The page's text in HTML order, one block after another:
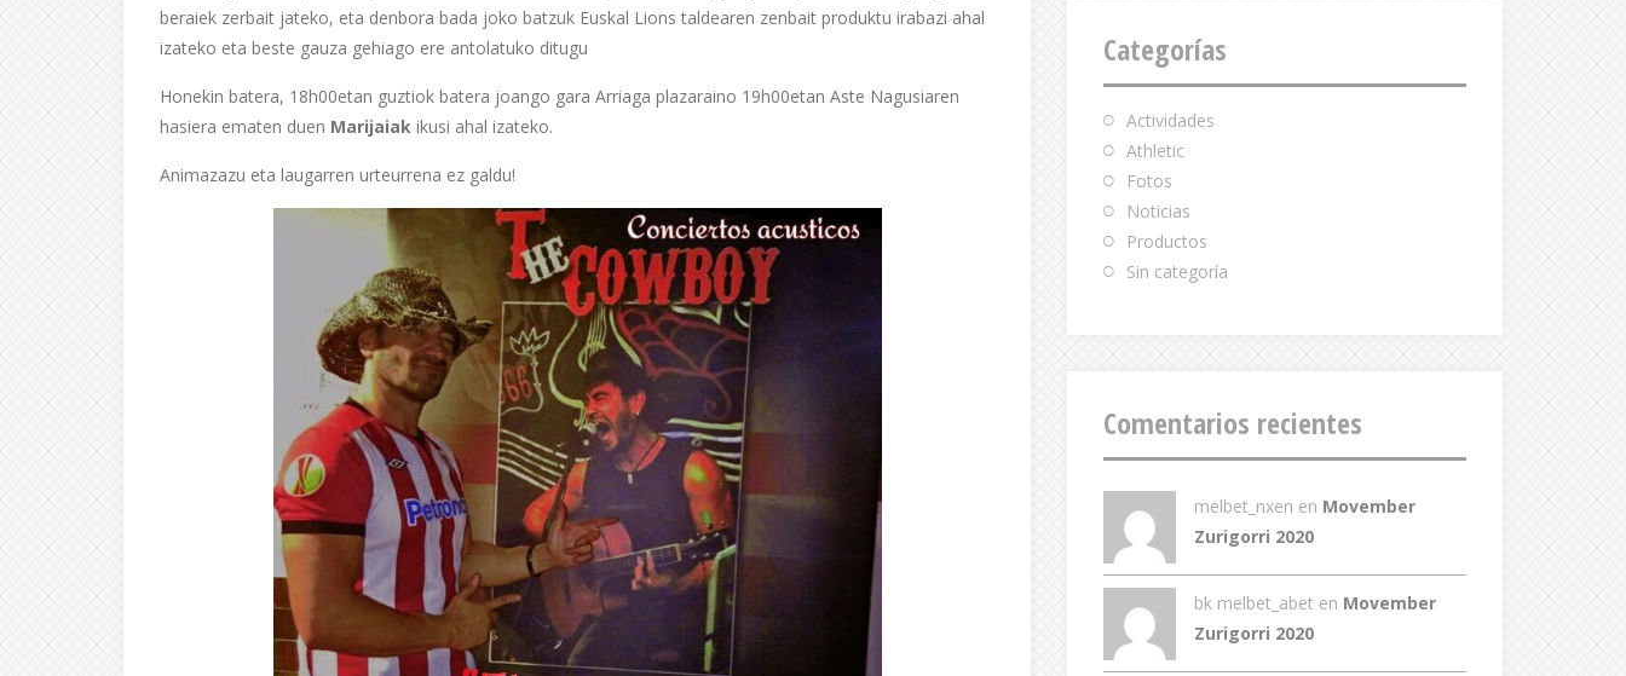
beraiek zerbait jateko, eta denbora bada joko batzuk Euskal Lions taldearen zenbait produktu irabazi ahal
izateko eta beste gauza gehiago ere antolatuko ditugu
Honekin batera, 18h00etan guztiok batera joango gara Arriaga plazaraino 19h00etan Aste Nagusiaren
hasiera ematen duen Marijaiak ikusi ahal izateko.
Animazazu eta laugarren urteurrena ez galdu!
Categorías
Actividades
Athletic
Fotos
Noticias
Productos
Sin categoría
Comentarios recientes
melbet_nxen en Movember
Zurigorri 2020
bk melbet_abet en Movember
Zurigorri 2020